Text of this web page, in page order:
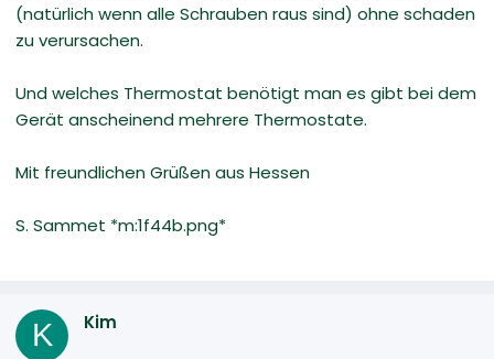
(natürlich wenn alle Schrauben raus sind) ohne schaden
zu verursachen.
Und welches Thermostat benötigt man es gibt bei dem
Gerät anscheinend mehrere Thermostate.
Mit freundlichen Grüßen aus Hessen
S. Sammet *m:1f44b.png*
K Kim